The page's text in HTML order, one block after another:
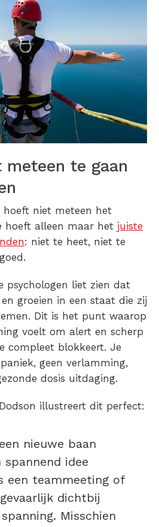
te gaan
hoeft niet meteen het
hoeft alleen maar het juiste
: niet te heet, niet te
psychologen liet zien dat
groeien in een staat die zij
Dit is het punt waarop
voelt om alert en scherp
compleet blokkeert. Je
geen verlamming,
dosis uitdaging.
illustreert dit perfect:
nieuwe baan
spannend idee
een teammeeting of
dichtbij
Misschien